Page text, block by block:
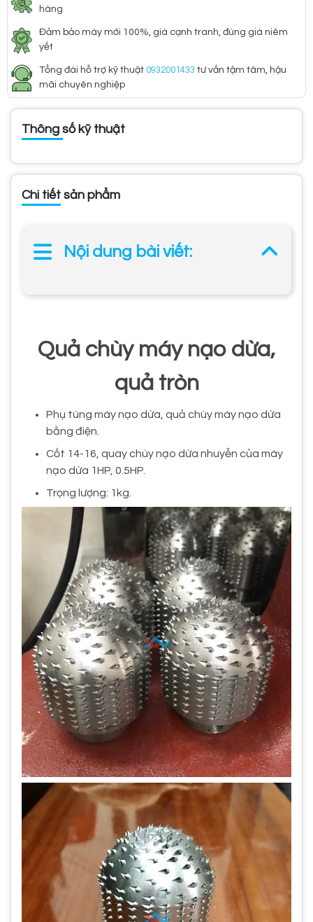
hàng
Đảm bảo máy mới 100%, giá cạnh tranh, đúng giá niêm
yết
Tổng đài hỗ trợ kỹ thuật 0932001433 tư vấn tậm tâm, hậu
mãi chuyên nghiệp
Thông số kỹ thuật
Chi tiết sản phẩm
Nội dung bài viết:
Quả chùy máy nạo dừa,
quả tròn
Phụ tùng máy nạo dừa, quả chùy máy nạo dừa
bằng điện.
Cốt 14-16, quay chùy nạo dừa nhuyễn của máy
nạo dừa 1HP, 0.5HP.
Trọng lượng: 1kg.